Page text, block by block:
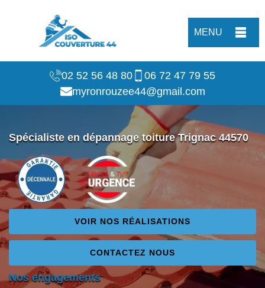
MENU
02 52 56 48 80
06 72 47 79 55
myronrouzee44@gmail.com
Spécialiste en dépannage toiture Trignac 44570
VOIR NOS RÉALISATIONS
CONTACTEZ NOUS
Nos engagements